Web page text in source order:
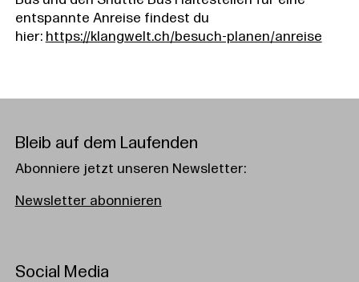
entspannte Anreise findest du
hier: https://klangwelt.ch/besuch-planen/anreise
Bleib auf dem Laufenden
Abonniere jetzt unseren Newsletter:
Newsletter abonnieren
Social Media